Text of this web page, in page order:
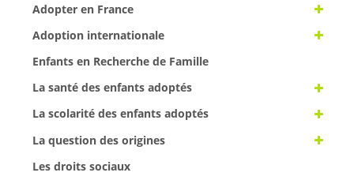
Adopter en France
Adoption internationale
Enfants en Recherche de Famille
La santé des enfants adoptés
La scolarité des enfants adoptés
La question des origines
Les droits sociaux